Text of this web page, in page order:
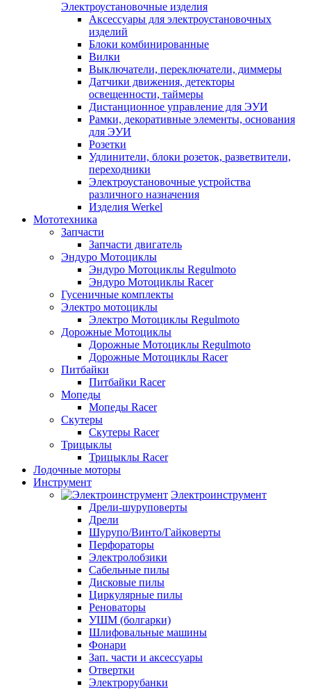
Электроустановочные изделия
Аксессуары для электроустановочных
изделий
Блоки комбинированные
Вилки
Выключатели, переключатели, диммеры
Датчики движения, детекторы
освещенности, таймеры
Дистанционное управление для ЭУИ
Рамки, декоративные элементы, основания
для ЭУИ
Розетки
Удлинители, блоки розеток, разветвители,
переходники
Электроустановочные устройства
различного назначения
Изделия Werkel
Мототехника
Запчасти
Запчасти двигатель
Эндуро Мотоциклы
Эндуро Мотоциклы Regulmoto
Эндуро Мотоциклы Racer
Гусеничные комплекты
Электро мотоциклы
Электро Мотоциклы Regulmoto
Дорожные Мотоциклы
Дорожные Мотоциклы Regulmoto
Дорожные Мотоциклы Racer
Питбайки
Питбайки Racer
Мопеды
Мопеды Racer
Скутеры
Скутеры Racer
Трицыклы
Трицыклы Racer
Лодочные моторы
Инструмент
Электроинструмент
Дрели-шуруповерты
Дрели
Шурупо/Винто/Гайковерты
Перфораторы
Электролобзики
Сабельные пилы
Дисковые пилы
Циркулярные пилы
Реноваторы
УШМ (болгарки)
Шлифовальные машины
Фонари
Зап. части и аксессуары
Отвертки
Электрорубанки